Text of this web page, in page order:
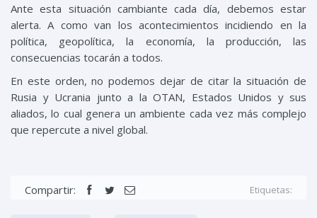
Ante esta situación cambiante cada día, debemos estar
alerta. A como van los acontecimientos incidiendo en la
política, geopolítica, la economía, la producción, las
consecuencias tocarán a todos.
En este orden, no podemos dejar de citar la situación de
Rusia y Ucrania junto a la OTAN, Estados Unidos y sus
aliados, lo cual genera un ambiente cada vez más complejo
que repercute a nivel global.
Compartir: Etiquetas: